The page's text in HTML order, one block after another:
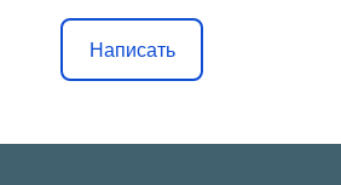
Написать